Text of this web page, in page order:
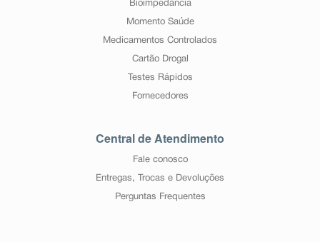
Bioimpedância
Momento Saúde
Medicamentos Controlados
Cartão Drogal
Testes Rápidos
Fornecedores
Central de Atendimento
Fale conosco
Entregas, Trocas e Devoluções
Perguntas Frequentes